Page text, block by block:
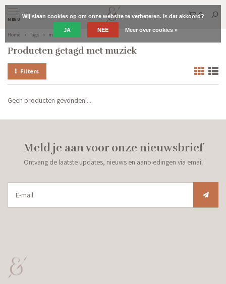
MENU
0
Home Tags muziek
Producten getagd met muziek
Filters
Geen producten gevonden!...
Meld je aan voor onze nieuwsbrief
Ontvang de laatste updates, nieuws en aanbiedingen via email
Wij slaan cookies op om onze website te verbeteren. Is dat akkoord?
JA NEE Meer over cookies »